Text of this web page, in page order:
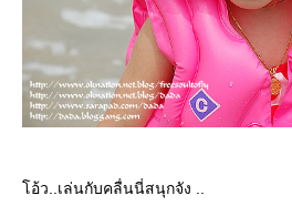
อ้ว..เล่นกับคลื่นนี่สนุกจัง ..